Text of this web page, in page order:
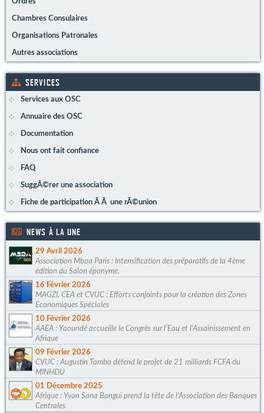
Chambres Consulaires
Organisations Patronales
Autres associations
SERVICES
Services aux OSC
Annuaire des OSC
Documentation
Nous ont fait confiance
FAQ
SuggÃ©rer une association
Fiche de participation Ã Â une rÃ©union
NEWS À LA UNE
29 Avril 2026
Association Mboa Paris : Intensification des préparatifs de la 4ème
édition du Salon éponyme.
16 Février 2026
MAGZI, CEA et CVUC : Efforts conjoints pour la création des Zones
Economiques Spéciales
10 Février 2026
AAEA : Yaoundé accueille le Congrès sur l'Eau et l'Assainissement en
Afrique
09 Février 2026
CVUC : Augustin Tamba défend le projet de 21 milliards FCFA du
MINHDU
01 Décembre 2025
Afrique : Yvon Sana Bangui prend la tête de l’Association des Banques
Centrales